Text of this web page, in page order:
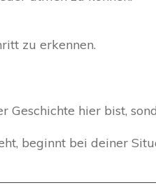
zu erkennen.
Geschichte hier bist,
beginnt bei deiner